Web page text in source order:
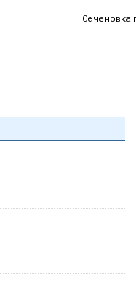
Сеченовка